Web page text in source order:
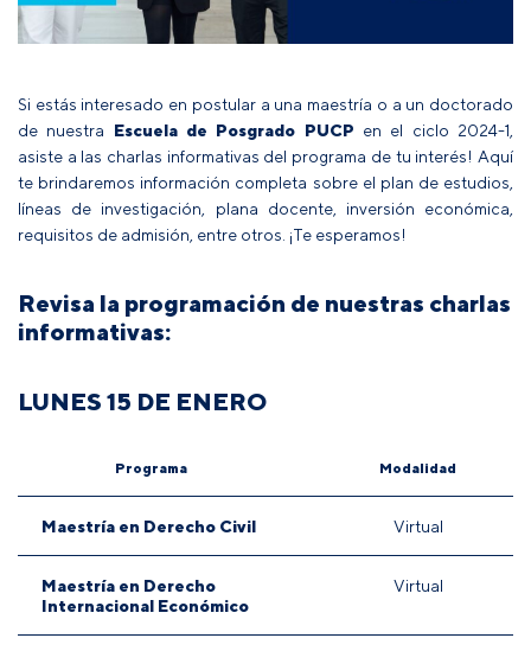
Si estás interesado en postular a una maestría o a un doctorado
de nuestra Escuela de Posgrado PUCP en el ciclo 2024-1,
asiste a las charlas informativas del programa de tu interés! Aquí
te brindaremos información completa sobre el plan de estudios,
líneas de investigación, plana docente, inversión económica,
requisitos de admisión, entre otros. ¡Te esperamos!
Revisa la programación de nuestras charlas
informativas:
LUNES 15 DE ENERO
Programa Modalidad
Maestría en Derecho Civil Virtual
Maestría en Derecho
Internacional Económico
Virtual